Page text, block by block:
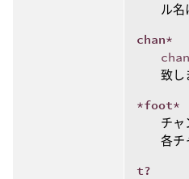
ル名
chan*
chan
致し
*foot*
チャ
各チ
t?